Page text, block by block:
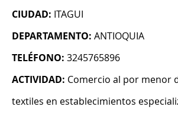
CIUDAD: ITAGUI
DEPARTAMENTO: ANTIOQUIA
TELÉFONO: 3245765896
ACTIVIDAD: Comercio al por menor
textiles en establecimientos